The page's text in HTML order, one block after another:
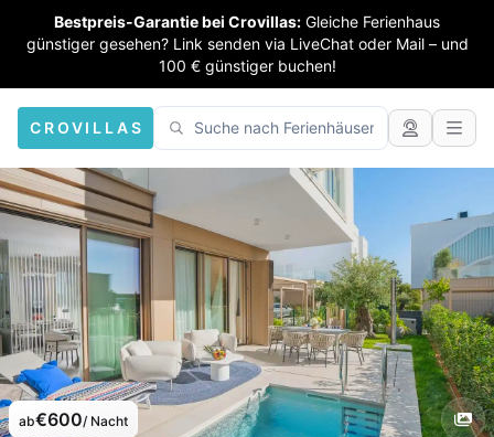
Bestpreis-Garantie bei Crovillas: Gleiche Ferienhaus
günstiger gesehen? Link senden via LiveChat oder Mail – und
100 € günstiger buchen!
CROVILLAS
ab€600/ Nacht